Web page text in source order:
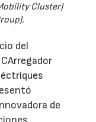
Cluster)
del
de